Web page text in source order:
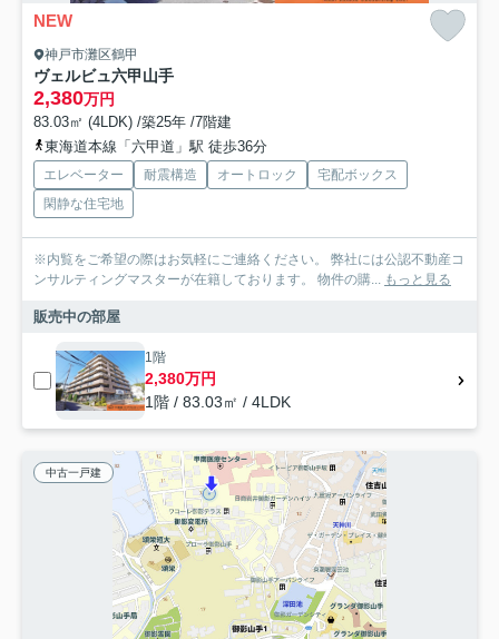
NEW
神戸市灘区鶴甲
ヴェルビュ六甲山手
2,380万円
83.03㎡ (4LDK) /築25年 /7階建
東海道本線「六甲道」駅 徒歩36分
エレベーター 耐震構造 オートロック
宅配ボックス
閑静な住宅地
※内覧をご希望の際はお気軽にご連絡ください。 弊社には公認不動産コ
ンサルティングマスターが在籍しております。 物件の購... もっと見る
販売中の部屋
1階
2,380万円
1階 / 83.03㎡ / 4LDK
中古一戸建